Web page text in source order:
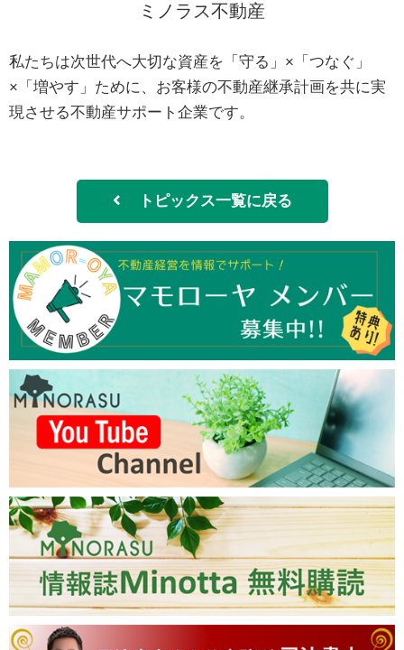
ミノラス不動産
私たちは次世代へ大切な資産を「守る」×「つなぐ」
×「増やす」ために、お客様の不動産継承計画を共に実
現させる不動産サポート企業です。
トピックス一覧に戻る